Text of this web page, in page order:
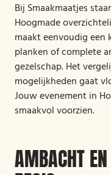
Bij Smaakmaatjes
Hoogmade
maakt eenvoudig een
planken of complete
gezelschap. Het
mogelijkheden gaat
Jouw evenement in
smaakvol voorzien.
AMBACHT